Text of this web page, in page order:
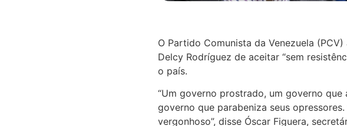
O Partido Comunista da Venezuela
Delcy Rodríguez de aceitar “sem
o país.
“Um governo prostrado, um governo
governo que parabeniza seus
vergonhoso”, disse Óscar Figuera,